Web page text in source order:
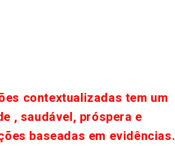
contextualizadas tem um
, saudável, próspera e
baseadas em evidências.